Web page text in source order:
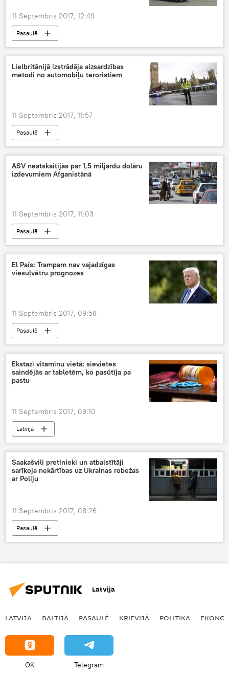
11 Septembris 2017, 12:49
Pasaulē
ASV un Ziemeļkorejas attiecību saasināšanās
Lielbritānijā izstrādāja aizsardzības
metodi no automobiļu teroristiem
11 Septembris 2017, 11:57
Pasaulē
ASV neatskaitījās par 1,5 miljardu dolāru
izdevumiem Afganistānā
11 Septembris 2017, 11:03
Pasaulē
El País: Trampam nav vajadzīgas
viesuļvētru prognozes
11 Septembris 2017, 09:58
Pasaulē
Ekstazī vitamīnu vietā: sievietes
saindējās ar tabletēm, ko pasūtīja pa
pastu
11 Septembris 2017, 09:10
Latvijā
Saakašvili pretinieki un atbalstītāji
sarīkoja nekārtības uz Ukrainas robežas
ar Poliju
11 Septembris 2017, 08:26
Pasaulē
Latvija
LATVIJĀ BALTIJĀ PASAULĒ KRIEVIJĀ POLITIKA
OK Telegram